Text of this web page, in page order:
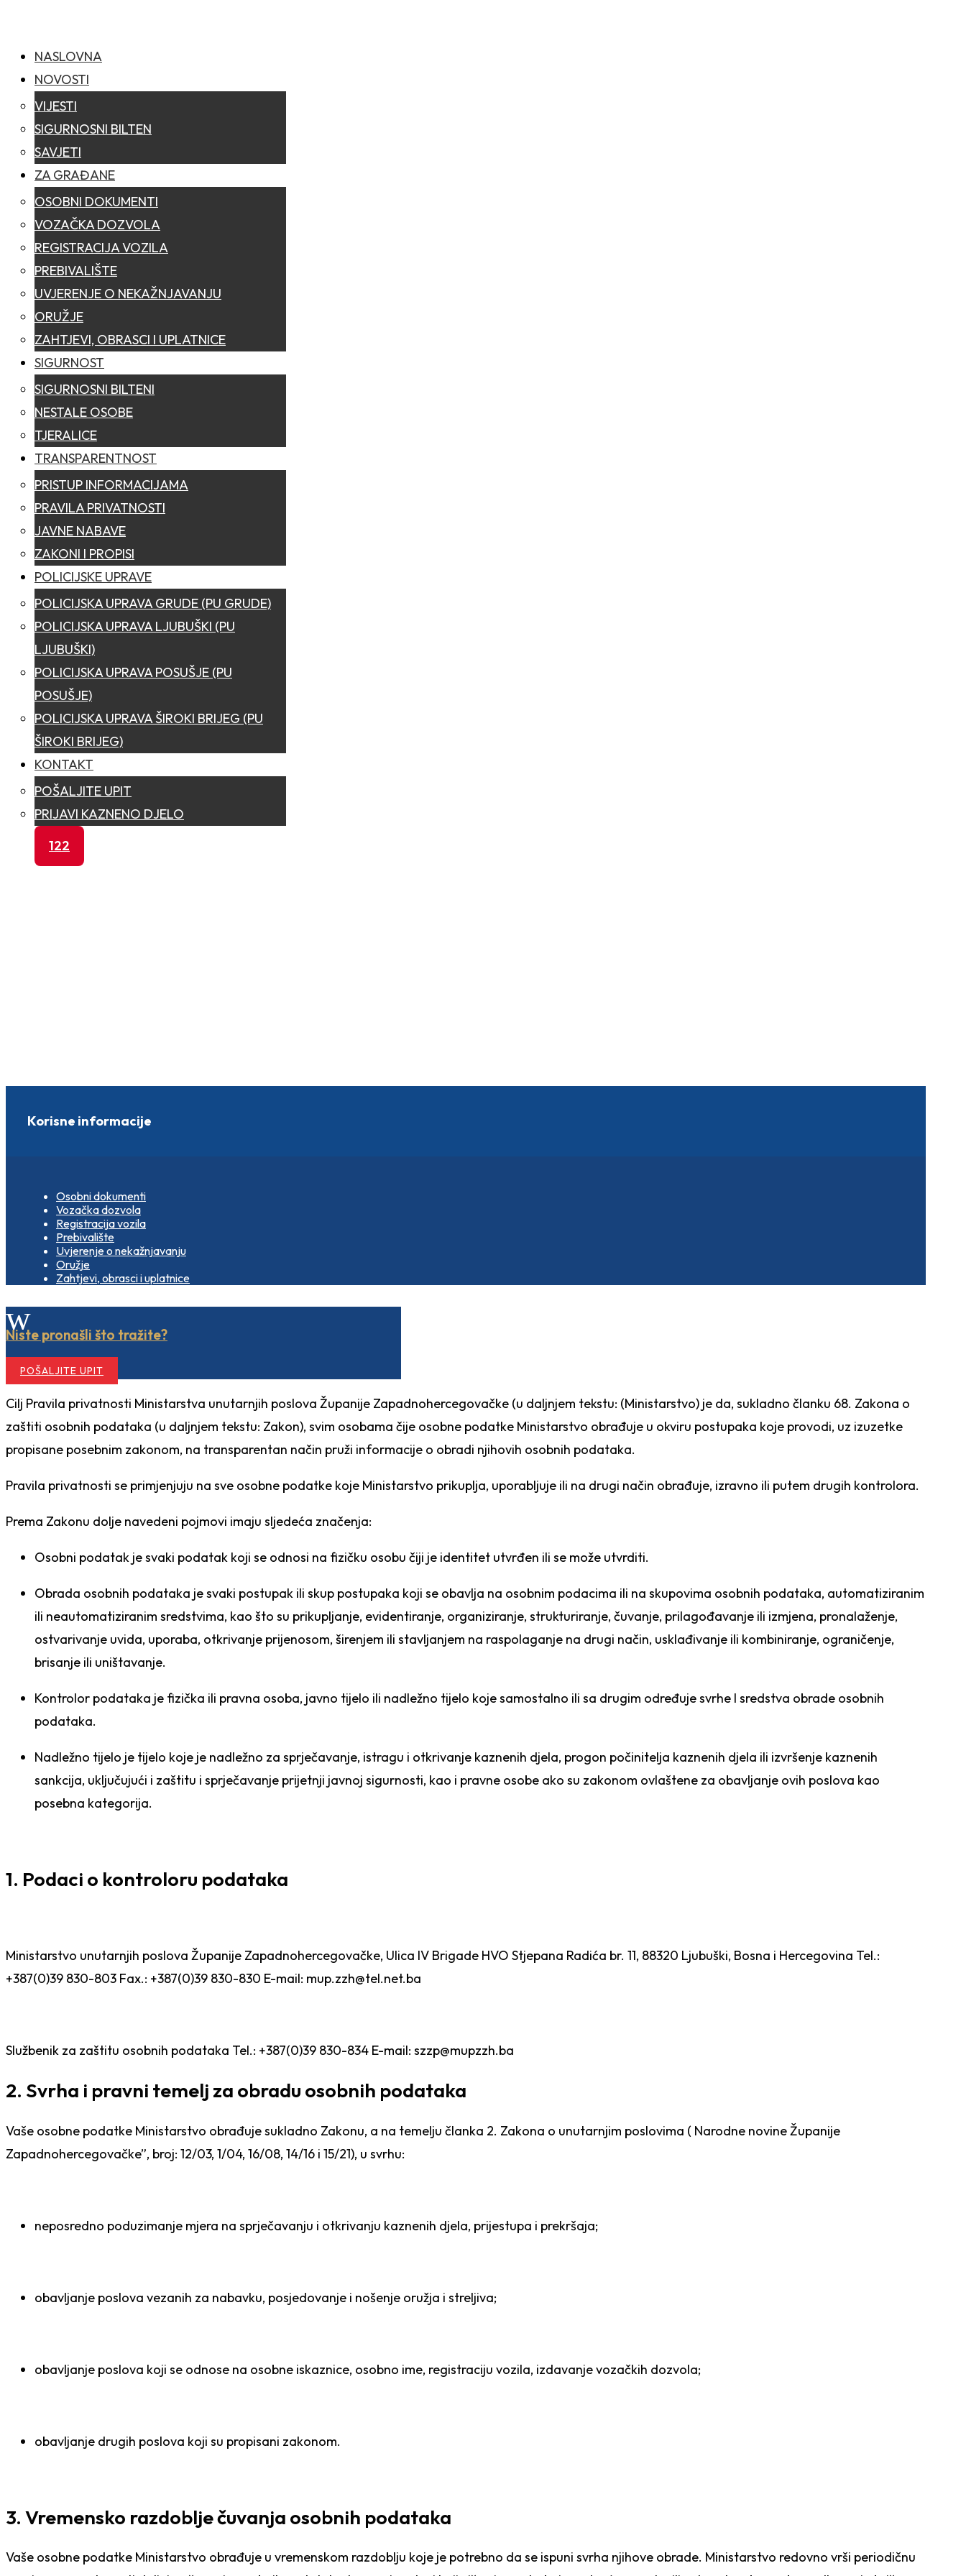
NASLOVNA
NOVOSTI
VIJESTI
SIGURNOSNI BILTEN
SAVJETI
ZA GRAĐANE
OSOBNI DOKUMENTI
VOZAČKA DOZVOLA
REGISTRACIJA VOZILA
PREBIVALIŠTE
UVJERENJE O NEKAŽNJAVANJU
ORUŽJE
ZAHTJEVI, OBRASCI I UPLATNICE
SIGURNOST
SIGURNOSNI BILTENI
NESTALE OSOBE
TJERALICE
TRANSPARENTNOST
PRISTUP INFORMACIJAMA
PRAVILA PRIVATNOSTI
JAVNE NABAVE
ZAKONI I PROPISI
POLICIJSKE UPRAVE
POLICIJSKA UPRAVA GRUDE (PU GRUDE)
POLICIJSKA UPRAVA LJUBUŠKI (PU
LJUBUŠKI)
POLICIJSKA UPRAVA POSUŠJE (PU
POSUŠJE)
POLICIJSKA UPRAVA ŠIROKI BRIJEG (PU
ŠIROKI BRIJEG)
KONTAKT
POŠALJITE UPIT
PRIJAVI KAZNENO DJELO
122
Korisne informacije
Osobni dokumenti
Vozačka dozvola
Registracija vozila
Prebivalište
Uvjerenje o nekažnjavanju
Oružje
Zahtjevi, obrasci i uplatnice
w
Niste pronašli što tražite?
POŠALJITE UPIT
Cilj Pravila privatnosti Ministarstva unutarnjih poslova Županije Zapadnohercegovačke (u daljnjem tekstu: (Ministarstvo) je da, sukladno članku 68. Zakona o
zaštiti osobnih podataka (u daljnjem tekstu: Zakon), svim osobama čije osobne podatke Ministarstvo obrađuje u okviru postupaka koje provodi, uz izuzetke
propisane posebnim zakonom, na transparentan način pruži informacije o obradi njihovih osobnih podataka.
Pravila privatnosti se primjenjuju na sve osobne podatke koje Ministarstvo prikuplja, uporabljuje ili na drugi način obrađuje, izravno ili putem drugih kontrolora.
Prema Zakonu dolje navedeni pojmovi imaju sljedeća značenja:
Osobni podatak je svaki podatak koji se odnosi na fizičku osobu čiji je identitet utvrđen ili se može utvrditi.
Obrada osobnih podataka je svaki postupak ili skup postupaka koji se obavlja na osobnim podacima ili na skupovima osobnih podataka, automatiziranim
ili neautomatiziranim sredstvima, kao što su prikupljanje, evidentiranje, organiziranje, strukturiranje, čuvanje, prilagođavanje ili izmjena, pronalaženje,
ostvarivanje uvida, uporaba, otkrivanje prijenosom, širenjem ili stavljanjem na raspolaganje na drugi način, usklađivanje ili kombiniranje, ograničenje,
brisanje ili uništavanje.
Kontrolor podataka je fizička ili pravna osoba, javno tijelo ili nadležno tijelo koje samostalno ili sa drugim određuje svrhe I sredstva obrade osobnih
podataka.
Nadležno tijelo je tijelo koje je nadležno za sprječavanje, istragu i otkrivanje kaznenih djela, progon počinitelja kaznenih djela ili izvršenje kaznenih
sankcija, uključujući i zaštitu i sprječavanje prijetnji javnoj sigurnosti, kao i pravne osobe ako su zakonom ovlaštene za obavljanje ovih poslova kao
posebna kategorija.
1. Podaci o kontroloru podataka
Ministarstvo unutarnjih poslova Županije Zapadnohercegovačke, Ulica IV Brigade HVO Stjepana Radića br. 11, 88320 Ljubuški, Bosna i Hercegovina Tel.:
+387(0)39 830-803 Fax.: +387(0)39 830-830 E-mail: mup.zzh@tel.net.ba
Službenik za zaštitu osobnih podataka Tel.: +387(0)39 830-834 E-mail: szzp@mupzzh.ba
2. Svrha i pravni temelj za obradu osobnih podataka
Vaše osobne podatke Ministarstvo obrađuje sukladno Zakonu, a na temelju članka 2. Zakona o unutarnjim poslovima ( Narodne novine Županije
Zapadnohercegovačke”, broj: 12/03, 1/04, 16/08, 14/16 i 15/21), u svrhu:
neposredno poduzimanje mjera na sprječavanju i otkrivanju kaznenih djela, prijestupa i prekršaja;
obavljanje poslova vezanih za nabavku, posjedovanje i nošenje oružja i streljiva;
obavljanje poslova koji se odnose na osobne iskaznice, osobno ime, registraciju vozila, izdavanje vozačkih dozvola;
obavljanje drugih poslova koji su propisani zakonom.
3. Vremensko razdoblje čuvanja osobnih podataka
Vaše osobne podatke Ministarstvo obrađuje u vremenskom razdoblju koje je potrebno da se ispuni svrha njihove obrade. Ministarstvo redovno vrši periodičnu